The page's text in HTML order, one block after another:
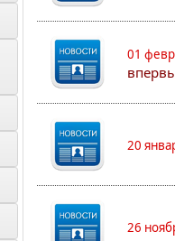
01
20
26